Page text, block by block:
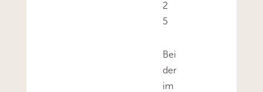
2
5
Bei
der
im